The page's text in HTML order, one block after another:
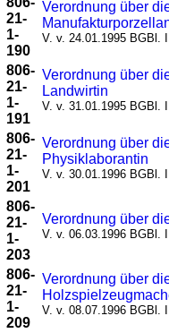
21-
1-
190
Verordnung über
V. v. 24.01.1995 BGBl.
806-
21-
1-
191
Verordnung über
Landwirtin
V. v. 31.01.1995 BGBl.
806-
21-
1-
201
Verordnung über
Physiklaborantin
V. v. 30.01.1996 BGBl.
806-
21-
1-
203
Verordnung über
V. v. 06.03.1996 BGBl.
806-
21-
1-
209
Verordnung über
V. v. 08.07.1996 BGBl.